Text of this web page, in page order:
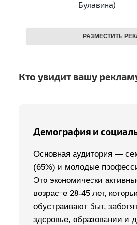
Кто увидит вашу
Демография и
Основная аудитория —
(65%) и молодые
Это экономически
возрасте 28-45 лет,
обустраивают быт,
здоровье, образовании и